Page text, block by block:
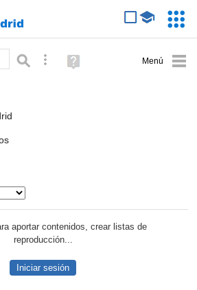
Búsqueda avanzada
Ayuda
(en
aportar contenidos, crear listas de
reproducción...
Iniciar sesión